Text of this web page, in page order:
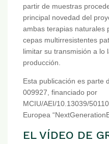
partir de muestras
principal novedad del
ambas terapias naturales
cepas multirresistentes
limitar su transmisión a lo
producción.
Esta publicación es parte
009927, financiado por
MCIU/AEI/10.13039/
Europea
EL VÍDEO DE